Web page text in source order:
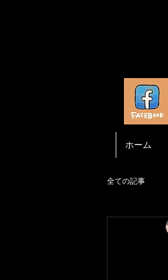
ホーム
全ての記事